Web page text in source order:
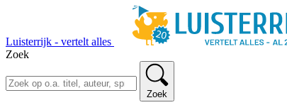
Luisterrijk - vertelt alles
Zoek
Zoek